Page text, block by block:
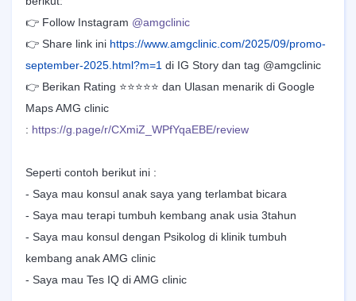
👉 Follow Instagram @amgclinic
👉 Share link ini https://www.amgclinic.com/2025/09/promo-
september-2025.html?m=1 di IG Story dan tag @amgclinic
👉 Berikan Rating ⭐⭐⭐⭐⭐ dan Ulasan menarik di Google
Maps AMG clinic
: https://g.page/r/CXmiZ_WPfYqaEBE/review
Seperti contoh berikut ini :
- Saya mau konsul anak saya yang terlambat bicara
- Saya mau terapi tumbuh kembang anak usia 3tahun
- Saya mau konsul dengan Psikolog di klinik tumbuh
kembang anak AMG clinic
- Saya mau Tes IQ di AMG clinic